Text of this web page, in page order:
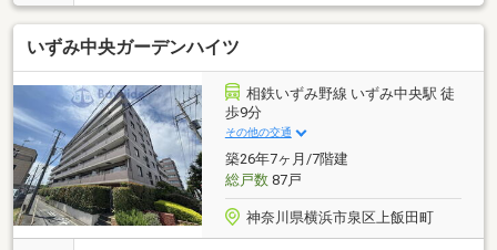
スクリーニングetc環状4号線沿いアクセス◎ソラトス
まで車で真っ直ぐ5分♪≪徒歩10分圏内に揃う便利な施
設≫◆上飯田小学校・・・・10分◆クリエイトS・
D・・・・1分◆セブンイレブン・・・・4分◆ロピア/
西松屋・・・・4分住まい良し、アクセス良し、環境
良しの三拍子揃った住まいをぜひ一度、ご家族皆様で
現地ご確認ください！二俣川駅徒歩3分、お客様のか
かりつけ不動産屋さん「株式会社ヒトリンクス/045-
900-3527」
いずみ中央ガーデンハイツ
相鉄いずみ野線 いずみ中央駅 徒
歩9分
その他の交通
築26年7ヶ月/7階建
総戸数87戸
神奈川県横浜市泉区上飯田町